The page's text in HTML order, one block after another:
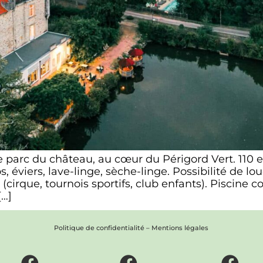
du château, au cœur du Périgord Vert. 110
éviers, lave-linge, sèche-linge. Possibilité de
tournois sportifs, club enfants). Piscine
Politique de confidentialité – Mentions légales